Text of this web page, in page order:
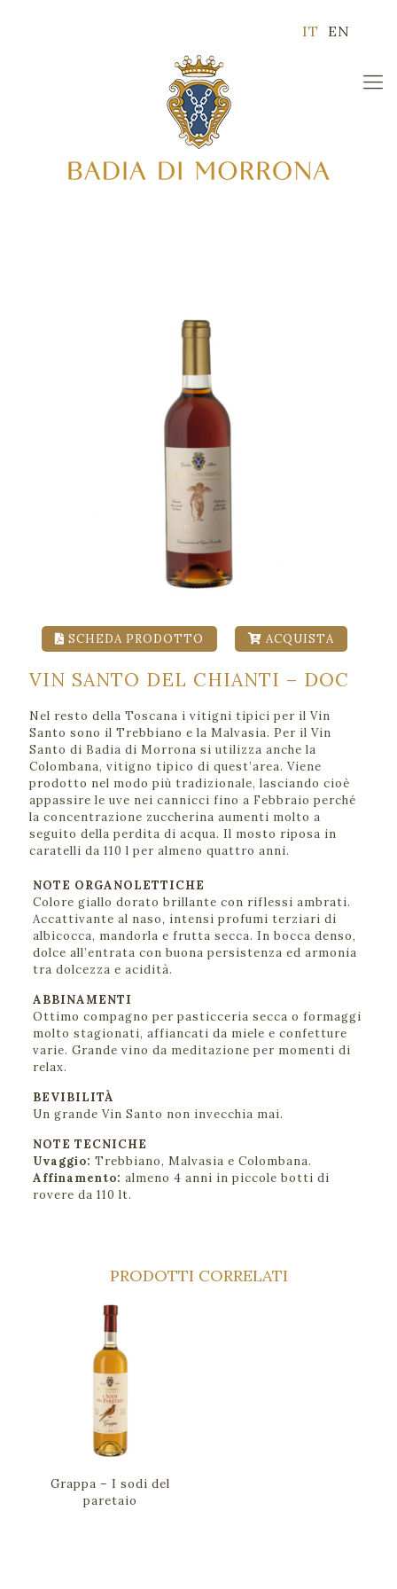
IT EN
SCHEDA PRODOTTO ACQUISTA
VIN SANTO DEL CHIANTI – DOC
Nel resto della Toscana i vitigni tipici per il Vin
Santo sono il Trebbiano e la Malvasia. Per il Vin
Santo di Badia di Morrona si utilizza anche la
Colombana, vitigno tipico di quest’area. Viene
prodotto nel modo più tradizionale, lasciando cioè
appassire le uve nei cannicci fino a Febbraio perché
la concentrazione zuccherina aumenti molto a
seguito della perdita di acqua. Il mosto riposa in
caratelli da 110 l per almeno quattro anni.
NOTE ORGANOLETTICHE
Colore giallo dorato brillante con riflessi ambrati.
Accattivante al naso, intensi profumi terziari di
albicocca, mandorla e frutta secca. In bocca denso,
dolce all’entrata con buona persistenza ed armonia
tra dolcezza e acidità.
ABBINAMENTI
Ottimo compagno per pasticceria secca o formaggi
molto stagionati, affiancati da miele e confetture
varie. Grande vino da meditazione per momenti di
relax.
BEVIBILITÀ
Un grande Vin Santo non invecchia mai.
NOTE TECNICHE
Uvaggio: Trebbiano, Malvasia e Colombana.
Affinamento: almeno 4 anni in piccole botti di
rovere da 110 lt.
PRODOTTI CORRELATI
Grappa – I sodi del
paretaio